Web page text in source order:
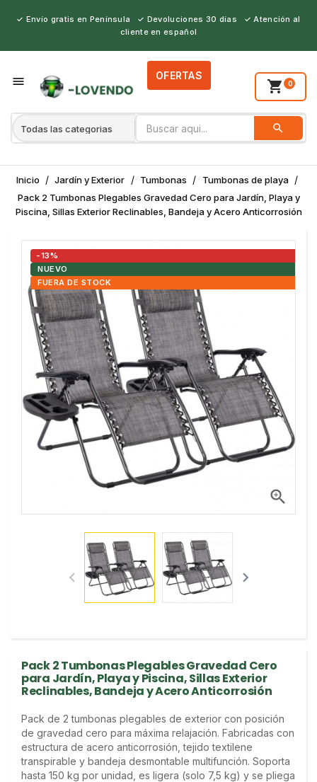
✓ Envío gratis en Península ✓ Devoluciones 30 días ✓ Atención al
cliente en español
 shopping_cart 0
OFERTAS
search
Inicio Jardín y Exterior Tumbonas
Tumbonas de playa
Pack 2 Tumbonas Plegables Gravedad Cero para Jardín, Playa y
Piscina, Sillas Exterior Reclinables, Bandeja y Acero Anticorrosión

-13%
NUEVO
FUERA DE STOCK
 
Pack 2 Tumbonas Plegables Gravedad Cero
para Jardín, Playa y Piscina, Sillas Exterior
Reclinables, Bandeja y Acero Anticorrosión
Pack de 2 tumbonas plegables de exterior con posición
de gravedad cero para máxima relajación. Fabricadas con
estructura de acero anticorrosión, tejido textilene
transpirable y bandeja desmontable multifunción. Soporta
hasta 150 kg por unidad, es ligera (solo 7,5 kg) y se pliega